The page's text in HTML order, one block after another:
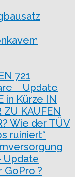
721
– Update
in Kürze IN
ZU KAUFEN
Wie der TÜV
ruiniert“
Update
GoPro ?